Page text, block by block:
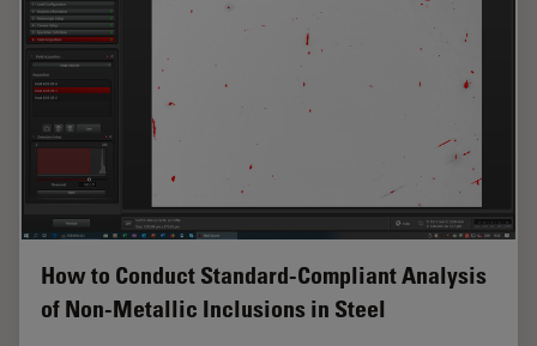
How to Conduct Standard-Compliant Analysis
of Non-Metallic Inclusions in Steel